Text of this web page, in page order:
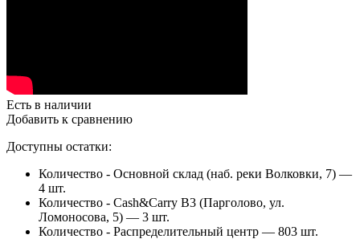
Есть в наличии
Добавить к сравнению
Доступны остатки:
Количество - Основной склад (наб. реки Волковки, 7) —
4 шт.
Количество - Cash&Carry B3 (Парголово, ул.
Ломоносова, 5) — 3 шт.
Количество - Распределительный центр — 803 шт.